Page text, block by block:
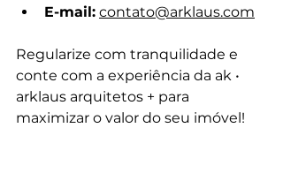
E-mail: contato@arklaus.com
Regularize com tranquilidade e
conte com a experiência da ak •
arklaus arquitetos + para
maximizar o valor do seu imóvel!